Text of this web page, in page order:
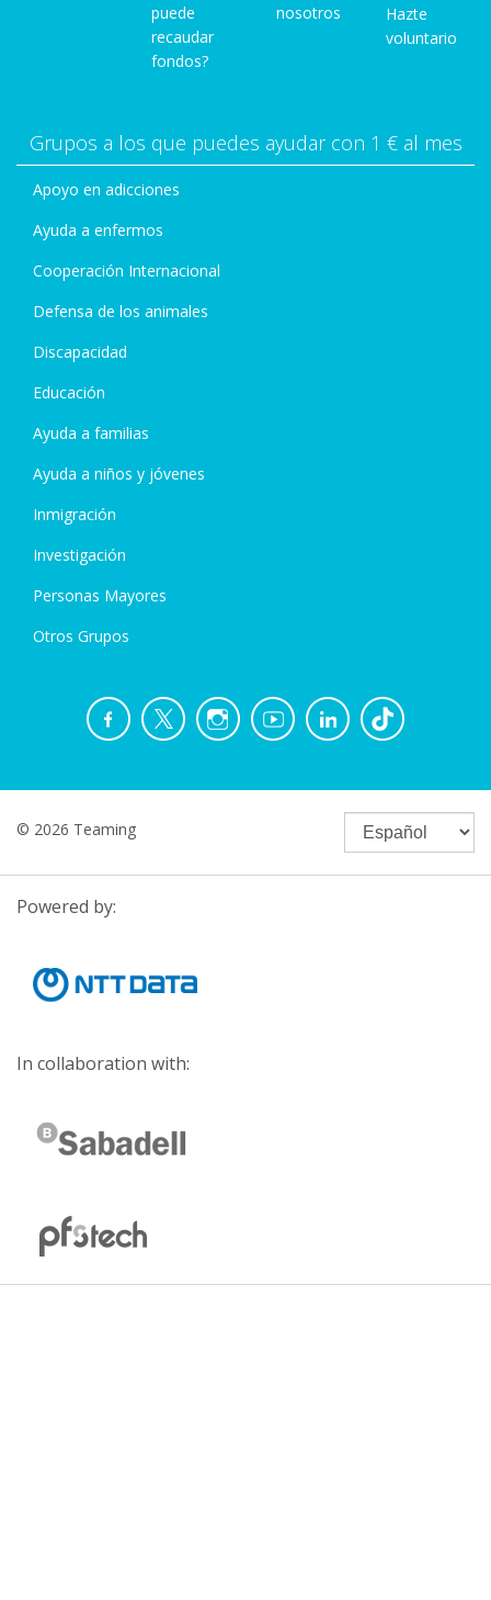
puede
recaudar
fondos?
nosotros
Hazte
voluntario
Grupos a los que puedes ayudar con 1 € al mes
Apoyo en adicciones
Ayuda a enfermos
Cooperación Internacional
Defensa de los animales
Discapacidad
Educación
Ayuda a familias
Ayuda a niños y jóvenes
Inmigración
Investigación
Personas Mayores
Otros Grupos
© 2026 Teaming
Powered by:
In collaboration with: